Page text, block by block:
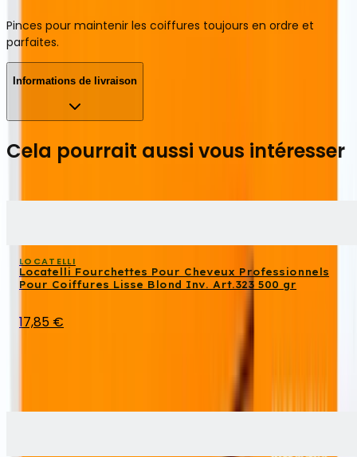
Pinces pour maintenir les coiffures toujours en ordre et
parfaites.
Informations de livraison
Cela pourrait aussi vous intéresser
LOCATELLI
Locatelli Fourchettes Pour Cheveux Professionnels
Pour Coiffures Lisse Blond Inv. Art.323 500 gr
17,85 €